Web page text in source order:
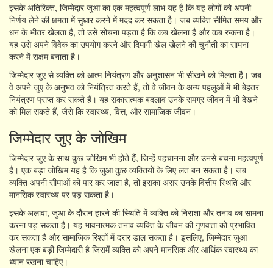
इसके अतिरिक्त, जिम्मेदार जुआ का एक महत्वपूर्ण लाभ यह है कि यह लोगों को अपनी
निर्णय लेने की क्षमता में सुधार करने में मदद कर सकता है। जब व्यक्ति सीमित समय और
धन के भीतर खेलता है, तो उसे सोचना पड़ता है कि कब खेलना है और कब रुकना है।
यह उसे अपने विवेक का उपयोग करने और दिमागी खेल खेलने की चुनौती का सामना
करने में सक्षम बनाता है।
जिम्मेदार जुए से व्यक्ति को आत्म-नियंत्रण और अनुशासन भी सीखने को मिलता है। जब
वे अपने जुए के अनुभव को नियंत्रित करते हैं, तो वे जीवन के अन्य पहलुओं में भी बेहतर
नियंत्रण प्राप्त कर सकते हैं। यह सकारात्मक बदलाव उनके समग्र जीवन में भी देखने
को मिल सकते हैं, जैसे कि स्वास्थ्य, वित्त, और सामाजिक जीवन।
जिम्मेदार जुए के जोखिम
जिम्मेदार जुए के साथ कुछ जोखिम भी होते हैं, जिन्हें पहचानना और उनसे बचना महत्वपूर्ण
है। एक बड़ा जोखिम यह है कि जुआ कुछ व्यक्तियों के लिए लत बन सकता है। जब
व्यक्ति अपनी सीमाओं को पार कर जाता है, तो इसका असर उनके वित्तीय स्थिति और
मानसिक स्वास्थ्य पर पड़ सकता है।
इसके अलावा, जुआ के दौरान हारने की स्थिति में व्यक्ति को निराशा और तनाव का सामना
करना पड़ सकता है। यह भावनात्मक तनाव व्यक्ति के जीवन की गुणवत्ता को प्रभावित
कर सकता है और सामाजिक रिश्तों में दरार डाल सकता है। इसलिए, जिम्मेदार जुआ
खेलना एक बड़ी जिम्मेदारी है जिसमें व्यक्ति को अपने मानसिक और आर्थिक स्वास्थ्य का
ध्यान रखना चाहिए।